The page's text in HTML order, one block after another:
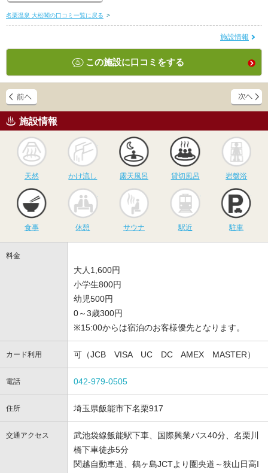
名栗温泉 大松閣の口コミ一覧に戻る >
施設情報
この施設に口コミをする
施設情報
天然
かけ流し
かけ流し
露天風呂
露天風呂
貸切風呂
貸切風呂 岩盤浴
食事 休憩
サウナ
サウナ 駅近 駐車
料金
大人1,600円
小学生800円
幼児500円
0～3歳300円
※15:00からは宿泊のお客様優先となります。
カード利用 可（JCB VISA UC DC AMEX MASTER）
電話 042-979-0505
住所 埼玉県飯能市下名栗917
交通アクセス
武池袋線飯能駅下車、国際興業バス40分、名栗川
橋下車徒歩5分
関越自動車道、鶴ヶ島JCTより圏央道～狭山日高I